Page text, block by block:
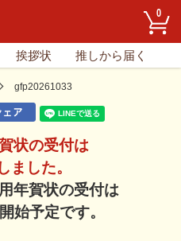
0
挨拶状 推しから届く
gfp20261033
状の受付は
ました。
年賀状の受付は
始予定です。